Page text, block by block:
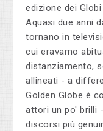
edizione dei Globi
Aquasi due anni
tornano in
cui eravamo
distanziamento,
allineati - a
Golden Globe è
attori un po' brilli
discorsi più